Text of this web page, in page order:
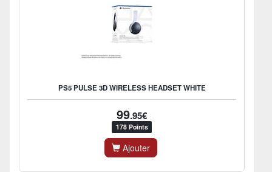
PS5 PULSE 3D WIRELESS HEADSET WHITE
99.95€
178 Points
Ajouter